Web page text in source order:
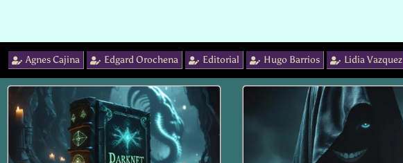
Agnes Cajina Edgard Orochena Editorial Hugo Barrios Lidia Vazquez